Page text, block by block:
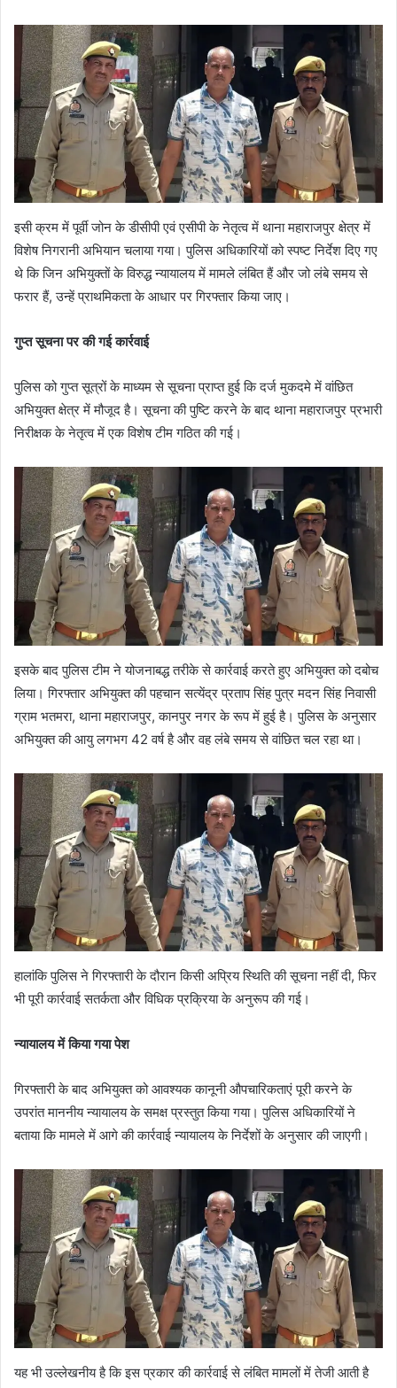
इसी क्रम में पूर्वी जोन के डीसीपी एवं एसीपी के नेतृत्व में थाना महाराजपुर क्षेत्र में
विशेष निगरानी अभियान चलाया गया। पुलिस अधिकारियों को स्पष्ट निर्देश दिए गए
थे कि जिन अभियुक्तों के विरुद्ध न्यायालय में मामले लंबित हैं और जो लंबे समय से
फरार हैं, उन्हें प्राथमिकता के आधार पर गिरफ्तार किया जाए।
गुप्त सूचना पर की गई कार्रवाई
पुलिस को गुप्त सूत्रों के माध्यम से सूचना प्राप्त हुई कि दर्ज मुकदमे में वांछित
अभियुक्त क्षेत्र में मौजूद है। सूचना की पुष्टि करने के बाद थाना महाराजपुर प्रभारी
निरीक्षक के नेतृत्व में एक विशेष टीम गठित की गई।
इसके बाद पुलिस टीम ने योजनाबद्ध तरीके से कार्रवाई करते हुए अभियुक्त को दबोच
लिया। गिरफ्तार अभियुक्त की पहचान सत्येंद्र प्रताप सिंह पुत्र मदन सिंह निवासी
ग्राम भतमरा, थाना महाराजपुर, कानपुर नगर के रूप में हुई है। पुलिस के अनुसार
अभियुक्त की आयु लगभग 42 वर्ष है और वह लंबे समय से वांछित चल रहा था।
हालांकि पुलिस ने गिरफ्तारी के दौरान किसी अप्रिय स्थिति की सूचना नहीं दी, फिर
भी पूरी कार्रवाई सतर्कता और विधिक प्रक्रिया के अनुरूप की गई।
न्यायालय में किया गया पेश
गिरफ्तारी के बाद अभियुक्त को आवश्यक कानूनी औपचारिकताएं पूरी करने के
उपरांत माननीय न्यायालय के समक्ष प्रस्तुत किया गया। पुलिस अधिकारियों ने
बताया कि मामले में आगे की कार्रवाई न्यायालय के निर्देशों के अनुसार की जाएगी।
यह भी उल्लेखनीय है कि इस प्रकार की कार्रवाई से लंबित मामलों में तेजी आती है